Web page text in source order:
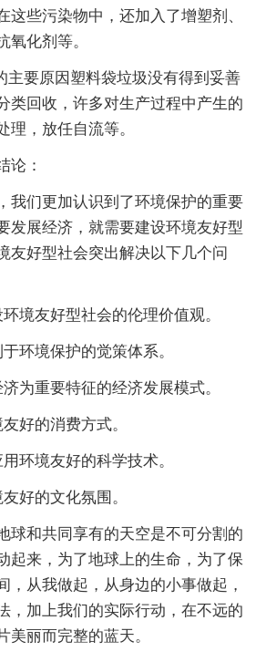
这些污染物中，还加入了增塑剂、
氧化剂等。
主要原因塑料袋垃圾没有得到妥善
类回收，许多对生产过程中产生的
理，放任自流等。
论：
我们更加认识到了环境保护的重要
发展经济，就需要建设环境友好型
友好型社会突出解决以下几个问
境友好型社会的伦理价值观。
环境保护的觉策体系。
为重要特征的经济发展模式。
好的消费方式。
环境友好的科学技术。
好的文化氛围。
球和共同享有的天空是不可分割的
起来，为了地球上的生命，为了保
，从我做起，从身边的小事做起，
，加上我们的实际行动，在不远的
美丽而完整的蓝天。